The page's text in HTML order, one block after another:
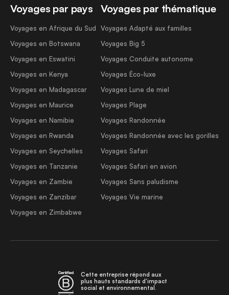
Voyages par pays
Voyages en Afrique du Sud
Voyages en Botswana
Voyages en Eswatini
Voyages en Kenya
Voyages en Madagascar
Voyages en Maurice
Voyages en Namibie
Voyages en Rwanda
Voyages en Seychelles
Voyages en Tanzanie
Voyages en Zambie
Voyages en Zanzibar
Voyages en Zimbabwe
Voyages par thématique
Voyages Adapté aux familles
Voyages Big 5
Voyages Conduite autonome
Voyages Éco-luxe
Voyages Lune de miel
Voyages Plage
Voyages Randonnée
Voyages Randonnée avec les gorilles
Voyages Safari
Voyages Safari en avion
Voyages Sans paludisme
Voyages Vie marine
Cette entreprise répond aux
plus hauts standards d'impact
social et environnemental.